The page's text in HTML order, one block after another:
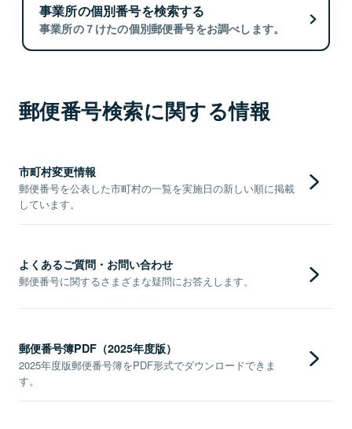
事業所の個別番号を検索する
事業所の７けたの個別郵便番号をお調べします。
郵便番号検索に関する情報
市町村変更情報
郵便番号を公表した市町村の一覧を実施日の新しい順に掲載
しています。
よくあるご質問・お問い合わせ
郵便番号に関するさまざまな疑問にお答えします。
郵便番号簿PDF（2025年度版）
2025年度版郵便番号簿をPDF形式でダウンロードできま
す。